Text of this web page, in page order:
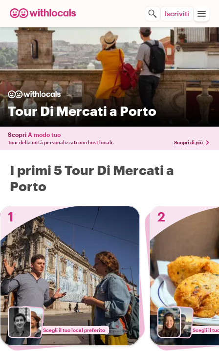
Iscriviti
Tour Di Mercati a Porto
Scopri A modo tuo
Tour della città personalizzati con host locali. Scopri di più
I primi 5 Tour Di Mercati a
Porto
1
Scegli il tuo local preferito
2
Scegli il